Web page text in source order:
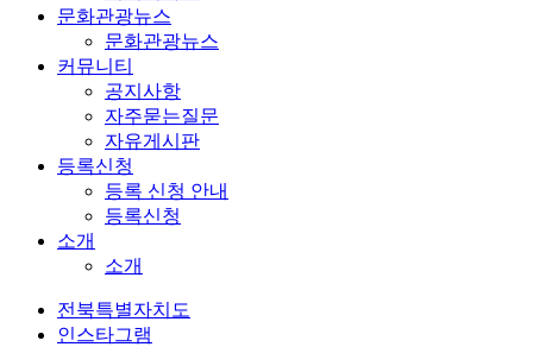
문화관광뉴스
문화관광뉴스
커뮤니티
공지사항
자주묻는질문
자유게시판
등록신청
등록 신청 안내
등록신청
소개
소개
전북특별자치도
인스타그램